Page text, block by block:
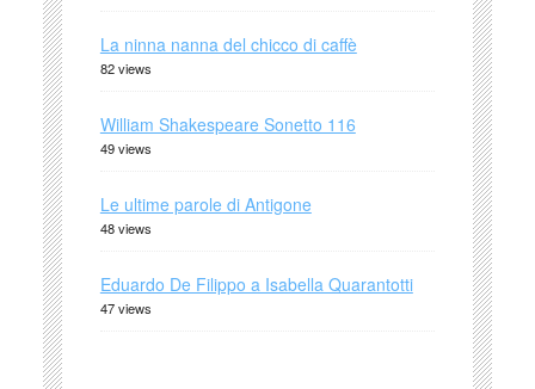
La ninna nanna del chicco di caffè
82 views
William Shakespeare Sonetto 116
49 views
Le ultime parole di Antigone
48 views
Eduardo De Filippo a Isabella Quarantotti
47 views